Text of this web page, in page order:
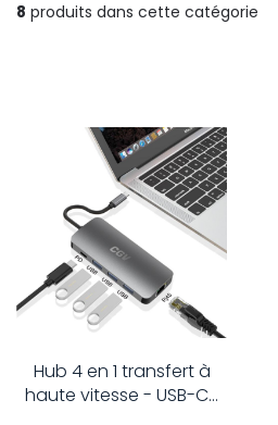
8 produits dans cette catégorie
Hub 4 en 1 transfert à
haute vitesse - USB-C...